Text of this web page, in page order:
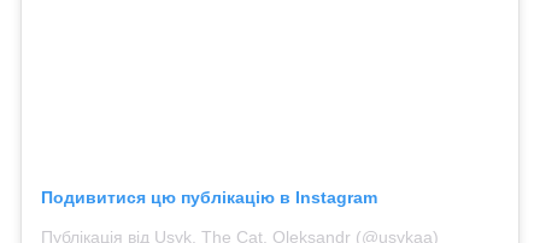
Подивитися цю публікацію в Instagram
Публікація від Usyk. The Cat. Oleksandr (@usykaa)